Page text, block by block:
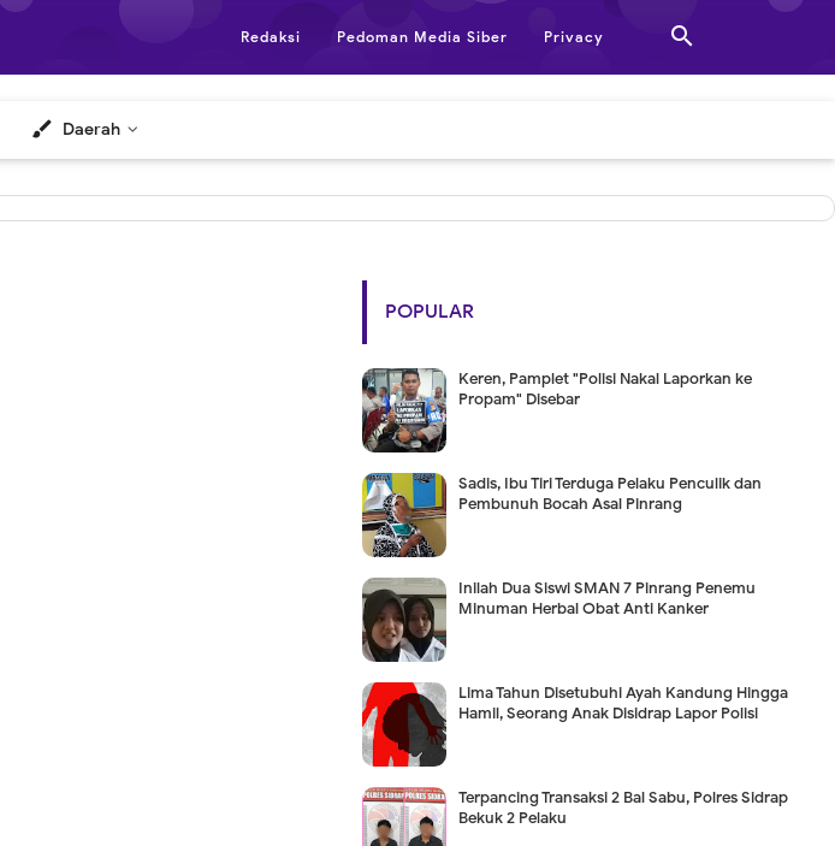

Redaksi Pedoman Media Siber Privacy
brush Daerah
POPULAR
Keren, Pamplet "Polisi Nakal Laporkan ke
Propam" Disebar
Sadis, Ibu Tiri Terduga Pelaku Penculik dan
Pembunuh Bocah Asal Pinrang
Inilah Dua Siswi SMAN 7 Pinrang Penemu
Minuman Herbal Obat Anti Kanker
Lima Tahun Disetubuhi Ayah Kandung Hingga
Hamil, Seorang Anak Disidrap Lapor Polisi
Terpancing Transaksi 2 Bal Sabu, Polres Sidrap
Bekuk 2 Pelaku